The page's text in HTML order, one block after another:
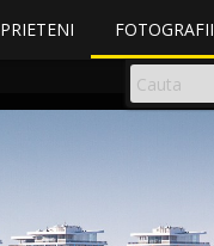
PRIETENI FOTOGRAFII